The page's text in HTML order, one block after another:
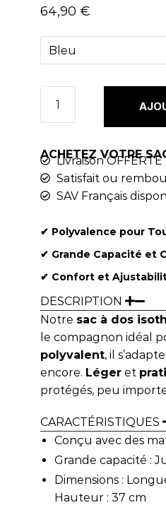
64,90 €
ACHETEZ VOTRE
Livraison
Satisfait ou
SAV Français
✔︎ Polyvalence pour
✔︎ Grande Capacité et
✔︎ Confort et
DESCRIPTION
Notre sac à dos
le compagnon idéal
polyvalent, il
encore. Léger et
protégés, peu
CARACTÉRISTIQUES
Conçu avec des
Grande capacité :
Dimensions :
Hauteur : 37 cm